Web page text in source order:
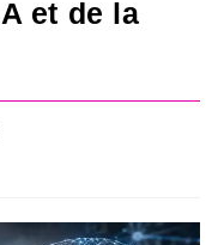
et de la